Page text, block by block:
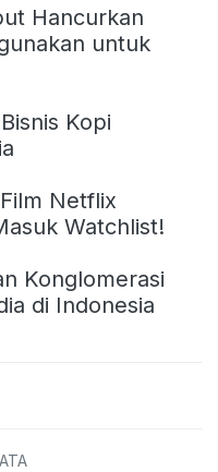
Hancurkan
untuk
Kopi
Netflix
Watchlist!
Konglomerasi
di Indonesia